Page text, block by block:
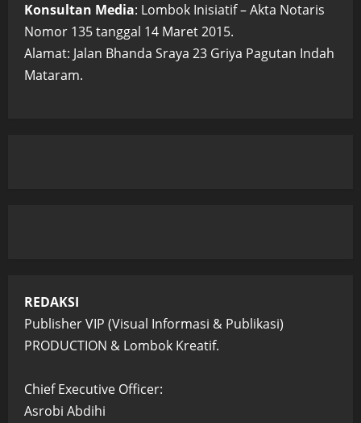
Konsultan Media: Lombok Inisiatif – Akta Notaris
Nomor 135 tanggal 14 Maret 2015.
Alamat: Jalan Bhanda Sraya 23 Griya Pagutan Indah
Mataram.
REDAKSI
Publisher VIP (Visual Informasi & Publikasi)
PRODUCTION & Lombok Kreatif.
Chief Executive Officer:
Asrobi Abdihi